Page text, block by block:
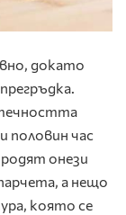
докато
половин час
родят онези
а нещо
която се